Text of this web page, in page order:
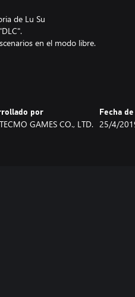
de Lu Su
en el modo libre.
por
GAMES CO., LTD.
Fecha
25/4/